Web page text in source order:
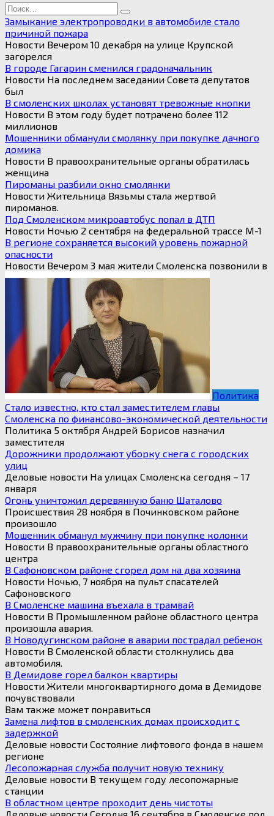
Search
for:
Замыкание электропроводки в автомобиле стало
причиной пожара
Новости Вечером 10 декабря на улице Крупской
загорелся
В городе Гагарин сменился градоначальник
Новости На последнем заседании Совета депутатов
был
В смоленских школах установят тревожные кнопки
Новости В этом году будет потрачено более 112
миллионов
Мошенники обманули смолянку при покупке дачного
домика
Новости В правоохранительные органы обратилась
женщина
Пироманы разбили окно смолянки
Новости Жительница Вязьмы стала жертвой
пироманов.
Под Смоленском микроавтобус попал в ДТП
Новости Ночью 2 сентября на федеральной трассе М-1
В регионе сохраняется высокий уровень пожарной
опасности
Новости Вечером 3 мая жители Смоленска позвонили в
Политика
Стало известно, кто стал заместителем главы
Смоленска по финансово-экономической деятельности
Политика 5 октября Андрей Борисов назначил
заместителя
Дорожники продолжают уборку снега с городских
улиц
Деловые новости На улицах Смоленска сегодня – 17
января
Огонь уничтожил деревянную баню Шаталово
Происшествия 28 ноября в Починковском районе
произошло
Мошенник обманул мужчину при покупке колонки
Новости В правоохранительные органы областного
центра
В Сафоновском районе сгорел дом на два хозяина
Новости Ночью, 7 ноября на пульт спасателей
Сафоновского
В Смоленске машина въехала в трамвай
Новости В Промышленном районе областного центра
произошла авария.
В Новодугинском районе в аварии пострадал ребенок
Новости В Смоленской области столкнулись два
автомобиля.
В Демидове горел балкон квартиры
Новости Жители многоквартирного дома в Демидове
почувствовали
Вам также может понравиться
Замена лифтов в смоленских домах происходит с
задержкой
Деловые новости Состояние лифтового фонда в нашем
регионе
Лесопожарная служба получит новую технику
Деловые новости В текущем году лесопожарные
станции
В областном центре проходит день чистоты